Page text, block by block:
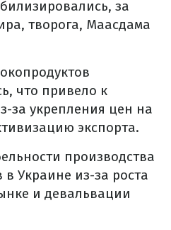
за
творога, Маасдама
что привело к
за укрепления цен на
экспорта.
производства
Украине из-за роста
и девальвации